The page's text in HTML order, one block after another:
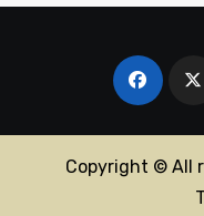
Copyright © All